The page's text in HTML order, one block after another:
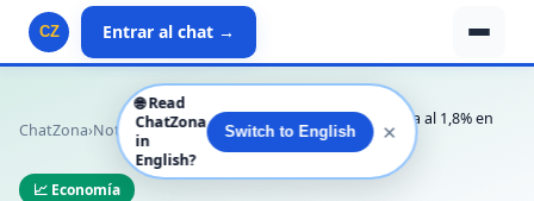
CZ Entrar al chat →
ChatZona›Noticias›Economía›
La inflación en España baja al 1,8% en
marzo: mín…
📈 Economía
🌐 Read
ChatZona
in
English?
Switch to English ✕